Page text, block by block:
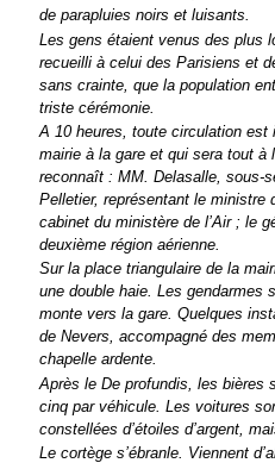
de parapluies noirs et luisants.
Les gens étaient venus des plus
recueilli à celui des Parisiens et
sans crainte, que la population
triste cérémonie.
A 10 heures, toute circulation est
mairie à la gare et qui sera tout à
reconnaît : MM. Delasalle, sous-
Pelletier, représentant le
cabinet du ministère de l’Air ; le
deuxième région aérienne.
Sur la place triangulaire de la
une double haie. Les gendarmes
monte vers la gare. Quelques
de Nevers, accompagné des
chapelle ardente.
Après le De profundis, les bières
cinq par véhicule. Les voitures
constellées d’étoiles d’argent,
Le cortège s’ébranle. Viennent